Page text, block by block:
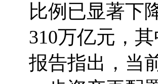
比例已显著下
310万亿元，
报告指出，当